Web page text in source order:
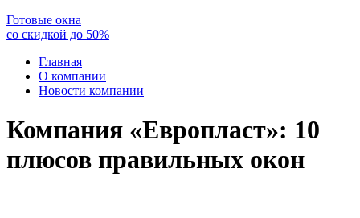
Готовые окна
со скидкой до 50%
Главная
О компании
Новости компании
Компания «Европласт»: 10
плюсов правильных окон